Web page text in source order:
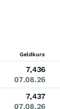
Geldkurs
7,436
07.08.26
7,437
07.08.26